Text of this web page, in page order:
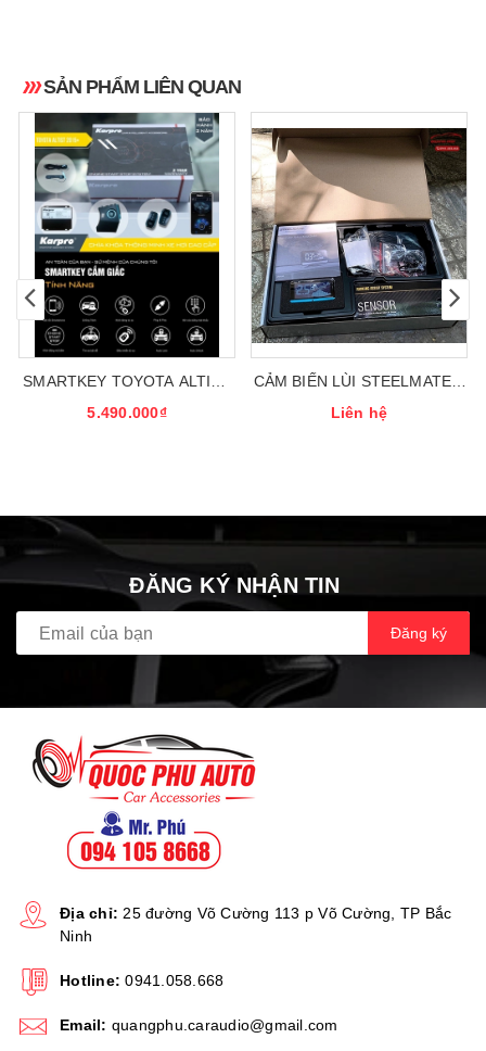
SẢN PHẨM LIÊN QUAN
SMARTKEY TOYOTA ALTIST
2015
5.490.000₫
CẢM BIẾN LÙI STEELMATE 8
MẮT
Liên hệ
ĐĂNG KÝ NHẬN TIN
Đăng ký
Địa chỉ: 25 đường Võ Cường 113 p Võ Cường, TP Bắc
Ninh
Hotline: 0941.058.668
Email: quangphu.caraudio@gmail.com